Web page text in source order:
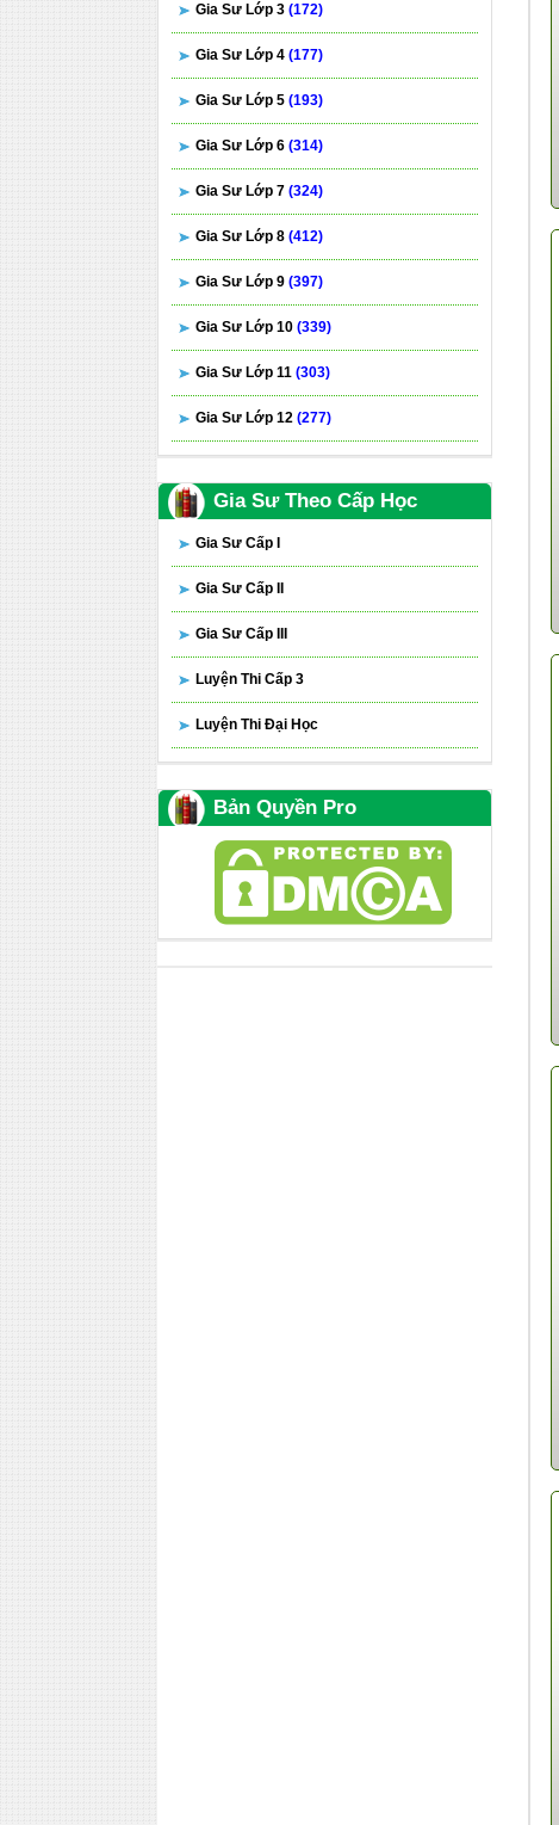
Gia Sư Lớp 3 (172)
Gia Sư Lớp 4 (177)
Gia Sư Lớp 5 (193)
Gia Sư Lớp 6 (314)
Gia Sư Lớp 7 (324)
Gia Sư Lớp 8 (412)
Gia Sư Lớp 9 (397)
Gia Sư Lớp 10 (339)
Gia Sư Lớp 11 (303)
Gia Sư Lớp 12 (277)
Gia Sư Theo Cấp Học
Gia Sư Cấp I
Gia Sư Cấp II
Gia Sư Cấp III
Luyện Thi Cấp 3
Luyện Thi Đại Học
Bản Quyền Pro